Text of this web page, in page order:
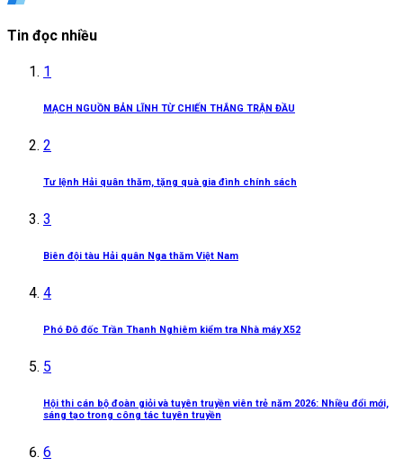
Tin đọc nhiều
1
MẠCH NGUỒN BẢN LĨNH TỪ CHIẾN THẮNG TRẬN ĐẦU
2
Tư lệnh Hải quân thăm, tặng quà gia đình chính sách
3
Biên đội tàu Hải quân Nga thăm Việt Nam
4
Phó Đô đốc Trần Thanh Nghiêm kiểm tra Nhà máy X52
5
Hội thi cán bộ đoàn giỏi và tuyên truyền viên trẻ năm 2026: Nhiều đổi mới,
sáng tạo trong công tác tuyên truyền
6